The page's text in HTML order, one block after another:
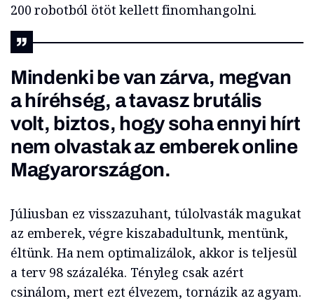
200 robotból ötöt kellett finomhangolni.
Mindenki be van zárva, megvan
a híréhség, a tavasz brutális
volt, biztos, hogy soha ennyi hírt
nem olvastak az emberek online
Magyarországon.
Júliusban ez visszazuhant, túlolvasták magukat
az emberek, végre kiszabadultunk, mentünk,
éltünk. Ha nem optimalizálok, akkor is teljesül
a terv 98 százaléka. Tényleg csak azért
csinálom, mert ezt élvezem, tornázik az agyam.